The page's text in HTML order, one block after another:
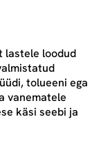
lastele loodud
tolueeni ega
vanematele
käsi seebi ja